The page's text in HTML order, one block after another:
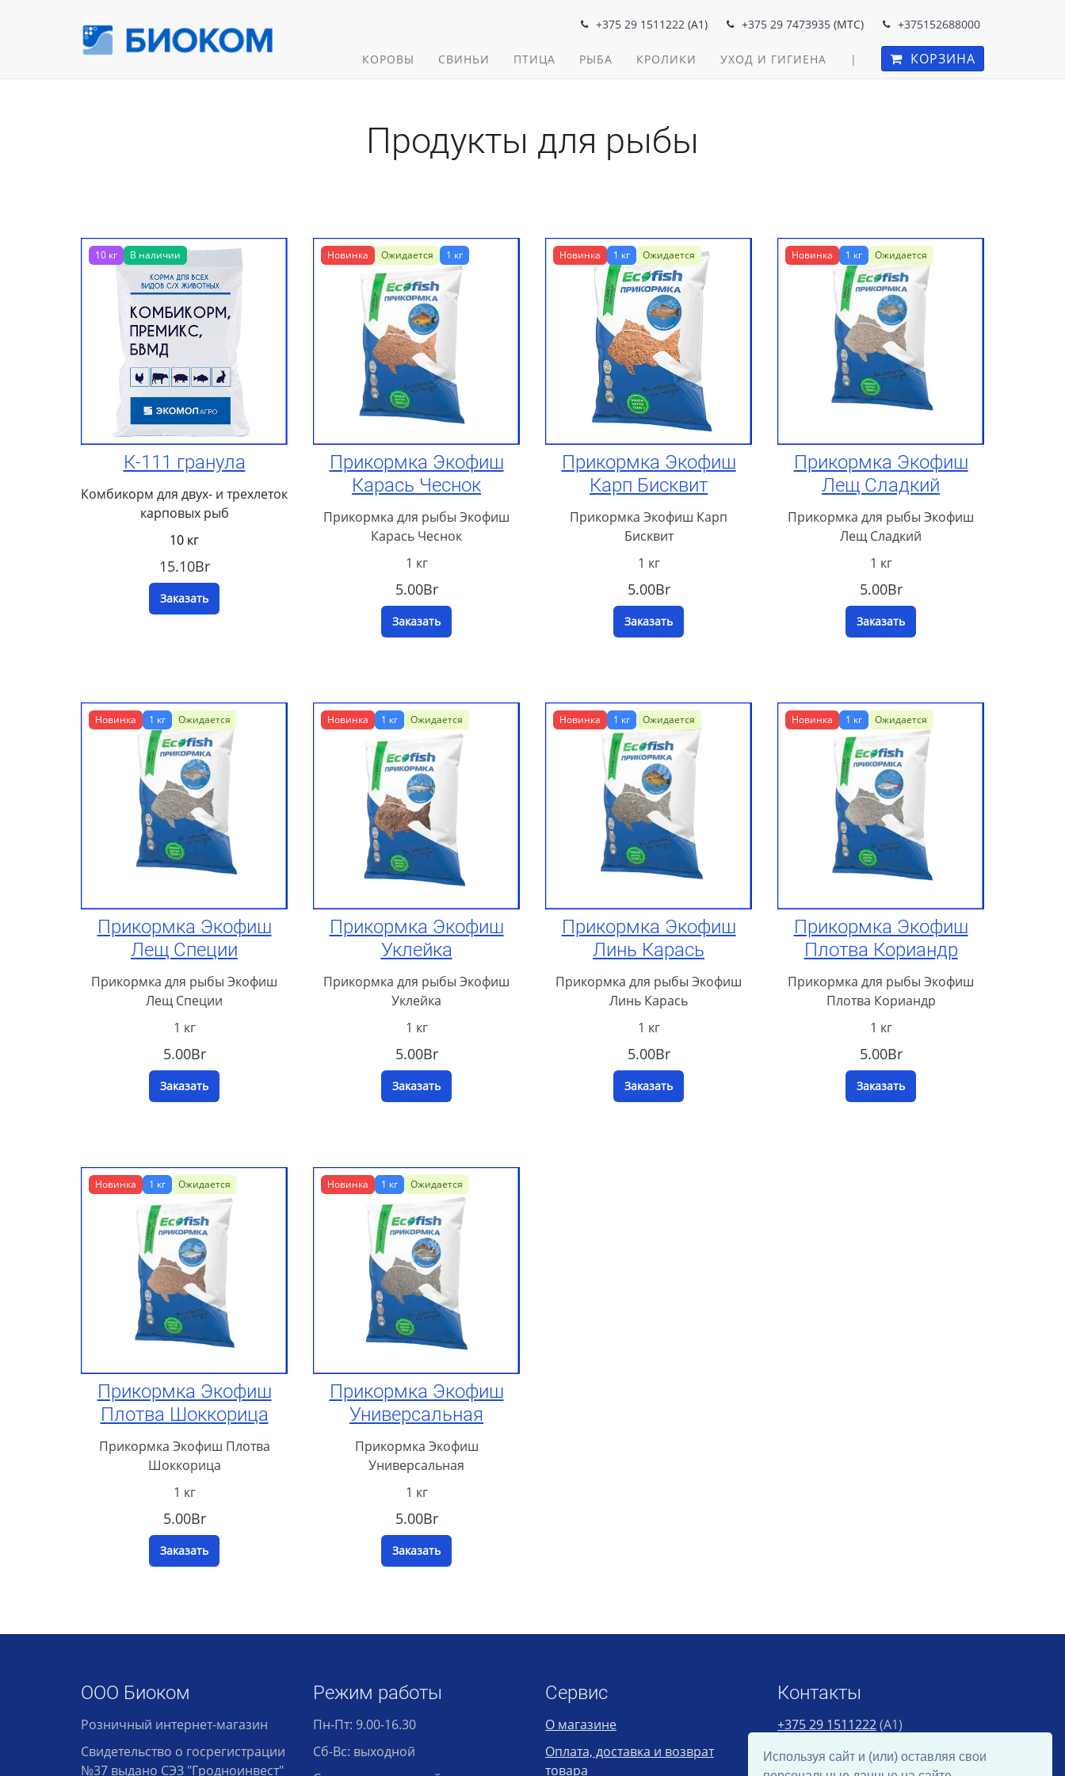
Используя сайт и (или) оставляя свои
+375 29 1511222 (A1) +375 29 7473935 (MTC) +375152688000
КОРОВЫ СВИНЬИ ПТИЦА РЫБА КРОЛИКИ УХОД И ГИГИЕНА | КОРЗИНА
Продукты для рыбы
10 кг В наличии
К-111 гранула
Комбикорм для двух- и трехлеток
карповых рыб
10 кг
15.10Br
Заказать
Новинка Ожидается 1 кг
Прикормка Экофиш
Карась Чеснок
Прикормка для рыбы Экофиш
Карась Чеснок
1 кг
5.00Br
Заказать
Новинка 1 кг Ожидается
Прикормка Экофиш
Карп Бисквит
Прикормка Экофиш Карп
Бисквит
1 кг
5.00Br
Заказать
Новинка 1 кг Ожидается
Прикормка Экофиш
Лещ Сладкий
Прикормка для рыбы Экофиш
Лещ Сладкий
1 кг
5.00Br
Заказать
Новинка 1 кг Ожидается
Прикормка Экофиш
Лещ Специи
Прикормка для рыбы Экофиш
Лещ Специи
1 кг
5.00Br
Заказать
Новинка 1 кг Ожидается
Прикормка Экофиш
Уклейка
Прикормка для рыбы Экофиш
Уклейка
1 кг
5.00Br
Заказать
Новинка 1 кг Ожидается
Прикормка Экофиш
Линь Карась
Прикормка для рыбы Экофиш
Линь Карась
1 кг
5.00Br
Заказать
Новинка 1 кг Ожидается
Прикормка Экофиш
Плотва Кориандр
Прикормка для рыбы Экофиш
Плотва Кориандр
1 кг
5.00Br
Заказать
Новинка 1 кг Ожидается
Прикормка Экофиш
Плотва Шоккорица
Прикормка Экофиш Плотва
Шоккорица
1 кг
5.00Br
Заказать
Новинка 1 кг Ожидается
Прикормка Экофиш
Универсальная
Прикормка Экофиш
Универсальная
1 кг
5.00Br
Заказать
ООО Биоком
Розничный интернет-магазин
Свидетельство о госрегистрации
№37 выдано СЭЗ "Гродноинвест"
Режим работы
Пн-Пт: 9.00-16.30
Сб-Вс: выходной
Сервис
О магазине
Оплата, доставка и возврат
товара
Контакты
+375 29 1511222(А1)
+375 29 7473935(МТС)